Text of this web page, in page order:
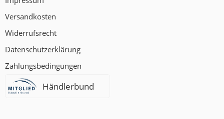
Versandkosten
Widerrufsrecht
Datenschutzerklärung
Zahlungsbedingungen
Händlerbund